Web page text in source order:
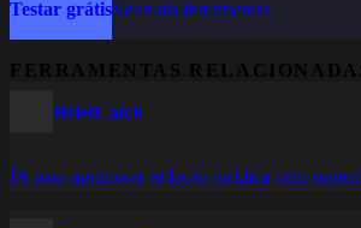
Testar grátisVer mais ferramentas
FERRAMENTAS
BriefCatch
IA para aprimorar redação jurídica com